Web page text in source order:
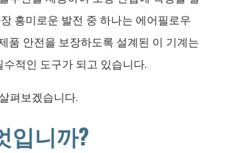
흥미로운 발전 중 하나는 에어필로우
품 안전을 보장하도록 설계된 이 기계는
적인 도구가 되고 있습니다.
펴보겠습니다.
입니까?